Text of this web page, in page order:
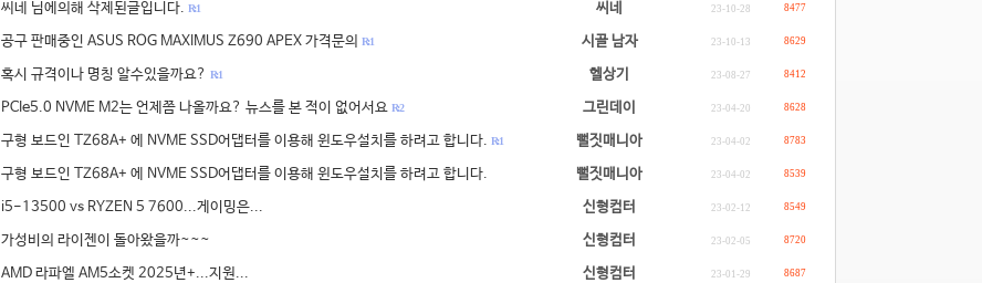
씨네 님에의해 삭제된글입니다. R: 1 씨네 23-10-28 8477
공구 판매중인 ASUS ROG MAXIMUS Z690 APEX 가격문의 R: 1 시골 남자 23-10-13 8629
혹시 규격이나 명칭 알수있을까요? R: 1 헬상기 23-08-27 8412
PCIe5.0 NVME M2는 언제쯤 나올까요? 뉴스를 본 적이 없어서요 R: 2 그린데이 23-04-20 8628
구형 보드인 TZ68A+ 에 NVME SSD어댑터를 이용해 윈도우설치를 하려고 합니다. R: 1 뻘짓매니아 23-04-02 8783
구형 보드인 TZ68A+ 에 NVME SSD어댑터를 이용해 윈도우설치를 하려고 합니다. 뻘짓매니아 23-04-02 8539
i5-13500 vs RYZEN 5 7600...게이밍은... 신형컴터 23-02-12 8549
가성비의 라이젠이 돌아왔을까~~~ 신형컴터 23-02-05 8720
AMD 라파엘 AM5소켓 2025년+...지원... 신형컴터 23-01-29 8687